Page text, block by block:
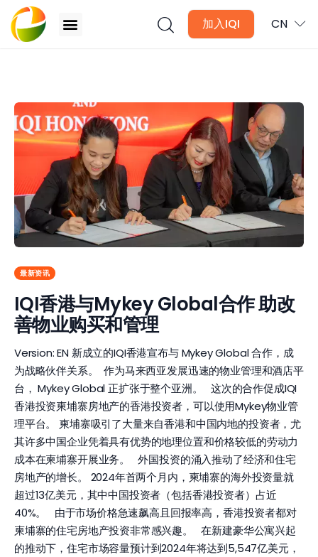
加入IQI CN
文章
月讯
数位媒体
房产入门
全球市场洞察
最新资讯
IQI香港与Mykey Global合作 助改
善物业购买和管理
Version: EN 新成立的IQI香港宣布与 Mykey Global 合作，成
为战略伙伴关系。 作为马来西亚发展迅速的物业管理和酒店平
台， Mykey Global 正扩张于整个亚洲。 这次的合作促成IQI
香港投资柬埔寨房地产的香港投资者，可以使用Mykey物业管
理平台。 柬埔寨吸引了大量来自香港和中国内地的投资者，尤
其许多中国企业凭着具有优势的地理位置和价格较低的劳动力
成本在柬埔寨开展业务。 外国投资的涌入推动了经济和住宅
房地产的增长。 2024年首两个月内，柬埔寨的海外投资量就
超过13亿美元，其中中国投资者（包括香港投资者）占近
40%。 由于市场价格急速飙高且回报率高，香港投资者都对
柬埔寨的住宅房地产投资非常感兴趣。 在新建豪华公寓兴起
的推动下，住宅市场容量预计到2024年将达到5,547亿美元，